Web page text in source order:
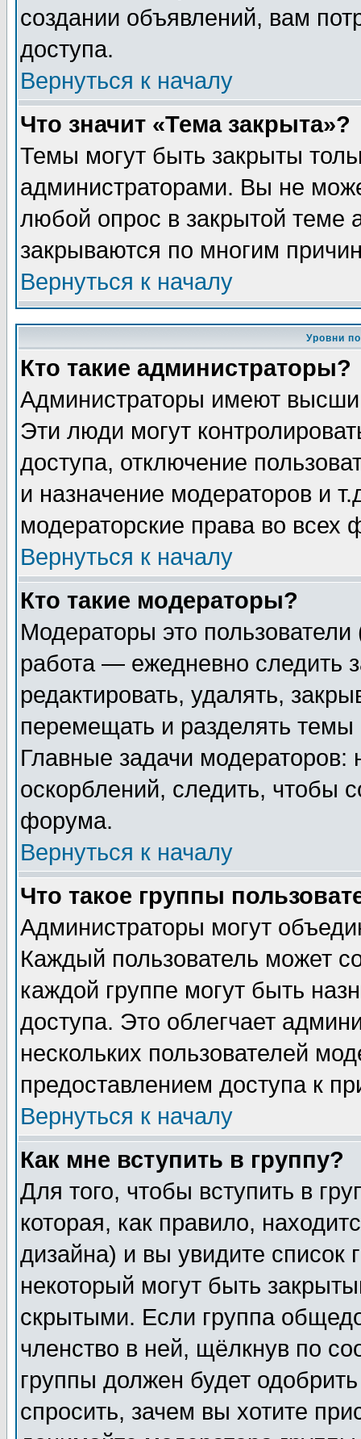
создании объявлений, вам
доступа.
Вернуться к началу
Что значит «Тема закрыта»?
Темы могут быть закрыты
администраторами. Вы не
любой опрос в закрытой теме
закрываются по многим
Вернуться к началу
Уровни
Кто такие администраторы?
Администраторы имеют
Эти люди могут
доступа, отключение
и назначение модераторов и
модераторские права во всех
Вернуться к началу
Кто такие модераторы?
Модераторы это
работа — ежедневно следить
редактировать, удалять,
перемещать и разделять
Главные задачи
оскорблений, следить, чтобы
форума.
Вернуться к началу
Что такое группы
Администраторы могут
Каждый пользователь может
каждой группе могут быть
доступа. Это облегчает
нескольких пользователей
предоставлением доступа к
Вернуться к началу
Как мне вступить в группу?
Для того, чтобы вступить в
которая, как правило,
дизайна) и вы увидите список
некоторый могут быть
скрытыми. Если группа
членство в ней, щёлкнув по
группы должен будет
спросить, зачем вы хотите